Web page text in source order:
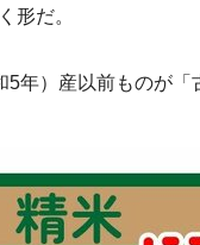
形だ。
年）産以前ものが「